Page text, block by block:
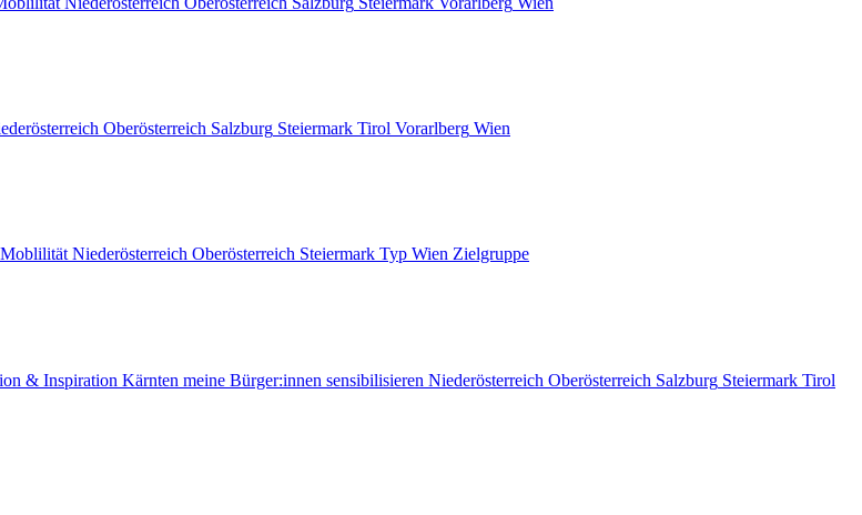
Oberösterreich Salzburg Steiermark Tirol Vorarlberg Wien
Moblilität Niederösterreich Oberösterreich Steiermark Typ Wien Zielgruppe
& Inspiration Kärnten meine Bürger:innen sensibilisieren Niederösterreich Oberösterreich Salzburg Steiermark Tirol